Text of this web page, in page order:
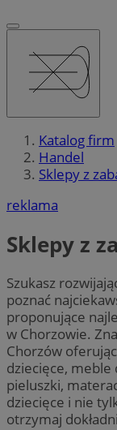
Katalog firm
Handel
Sklepy z
reklama
Sklepy z
Szukasz
poznać
proponujące
w Chorzowie.
Chorzów
dziecięce, meble
pieluszki,
dziecięce i nie
otrzymaj